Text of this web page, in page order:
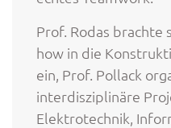
Prof. Rodas brachte
how in die
ein, Prof. Pollack
interdisziplinäre
Elektrotechnik,